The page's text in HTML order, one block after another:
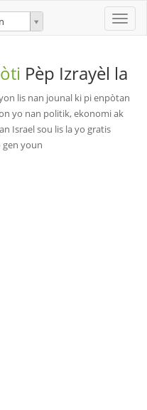
Toggle
Pèp Izrayèl la
lis nan jounal ki pi enpòtan
yo nan politik, ekonomi ak
Israel sou lis la yo gratis
gen youn